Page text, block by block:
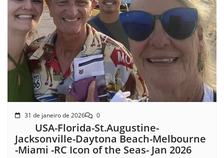
31 de janeiro de 2026 0
USA-Florida-St.Augustine-
Jacksonville-Daytona Beach-Melbourne
-Miami -RC Icon of the Seas- Jan 2026